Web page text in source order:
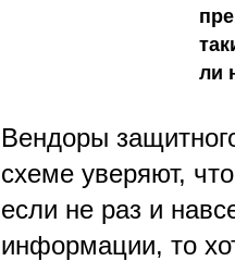
ли
Вендоры
схеме уверяют,
если не раз и
информации, то